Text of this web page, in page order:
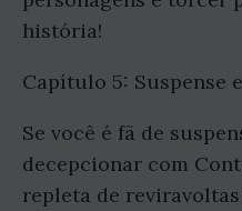
história!
Capítulo 5: Suspense
Se você é fã de
decepcionar com
repleta de